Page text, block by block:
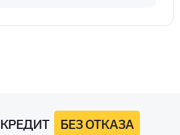
КРЕДИТ БЕЗ ОТКАЗА